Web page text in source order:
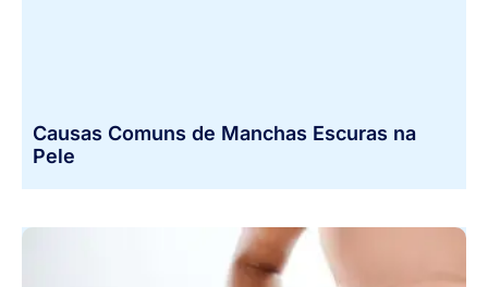
Causas Comuns de Manchas Escuras na
Pele